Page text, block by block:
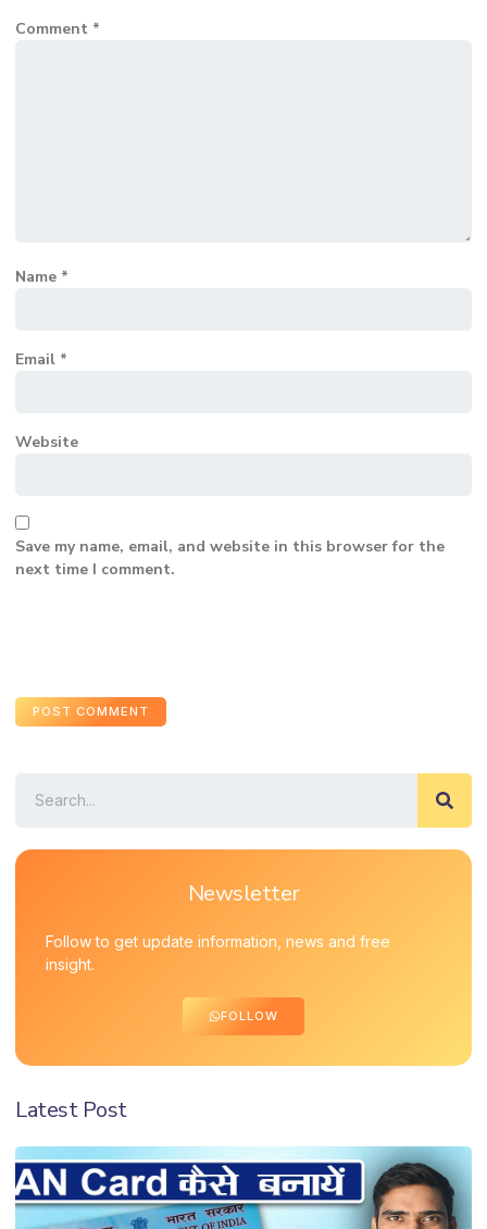
Comment *
Name *
Email *
Website
Save my name, email, and website in this browser for the
next time I comment.
Newsletter
Follow to get update information, news and free
insight.
FOLLOW
Latest Post